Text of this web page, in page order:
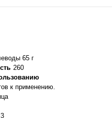
65 г
260
к применению.
3